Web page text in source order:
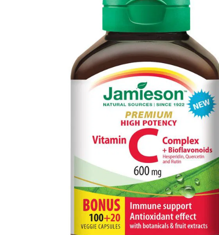
Jiné stránky Jamieson
Zadáním emailové adresy a odesláním formuláře udělujete svůj souhlas se
zpracováním osobních údajů pro účely marketingu. Pro bližší informace o
zpracování osobních údajů podívejte stránku Informace o zpracování
Zásady ochrany osobních údajů >>|Nastavení souborů cookies